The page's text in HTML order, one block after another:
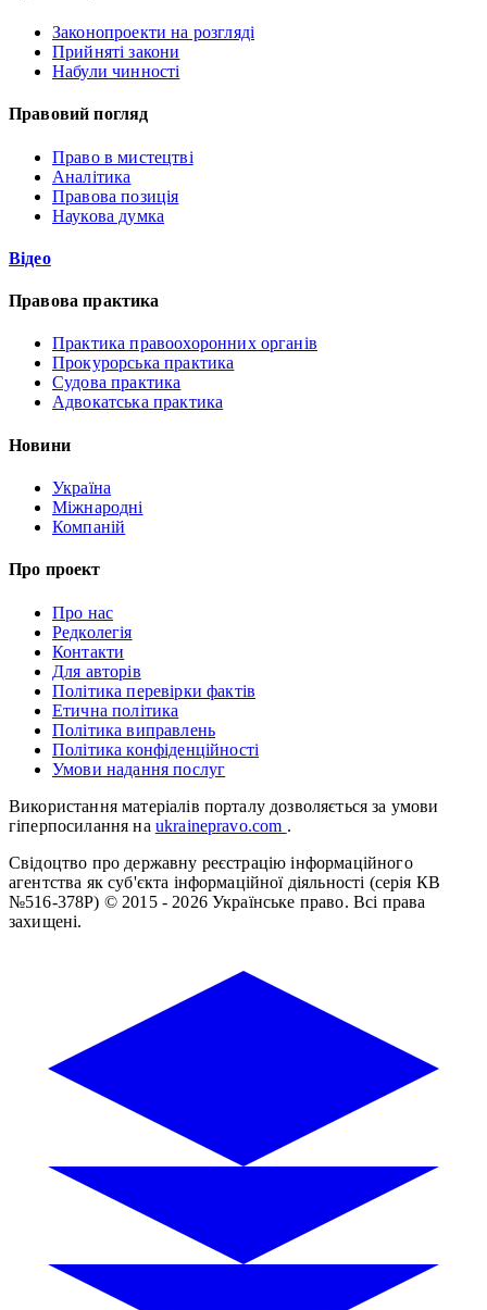
Законопроекти на розгляді
Прийняті закони
Набули чинності
Правовий погляд
Право в мистецтві
Аналітика
Правова позиція
Наукова думка
Відео
Правова практика
Практика правоохоронних органів
Прокурорська практика
Судова практика
Адвокатська практика
Новини
Україна
Міжнародні
Компаній
Про проект
Про нас
Редколегія
Контакти
Для авторів
Політика перевірки фактів
Етична політика
Політика виправлень
Політика конфіденційності
Умови надання послуг
Використання матеріалів порталу дозволяється за умови
гіперпосилання на ukrainepravo.com .
Свідоцтво про державну реєстрацію інформаційного
агентства як суб'єкта інформаційної діяльності (серія КВ
№516-378Р) © 2015 - 2026 Українське право. Всі права
захищені.